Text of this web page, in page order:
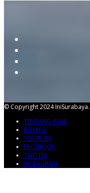
© Copyright 2024
TENTANG KAMI
REDAKSI
YOUTUBE
FACEBOOK
TWITTER
INSTAGRAM